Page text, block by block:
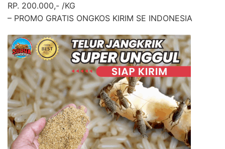
RP. 200.000,- /KG
– PROMO GRATIS ONGKOS KIRIM SE INDONESIA